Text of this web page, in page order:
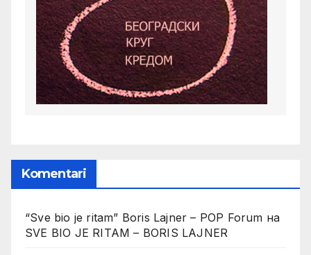
Komentari
“Sve bio je ritam” Boris Lajner – POP Forum на
SVE BIO JE RITAM – BORIS LAJNER